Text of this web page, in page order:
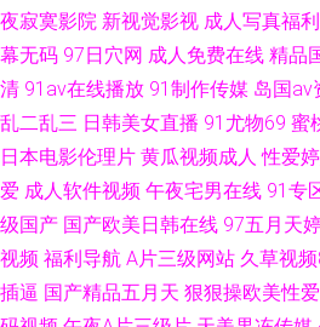
二区 狼友福利社 熟女探花在线 91tv在线 亚
欧美a在线视频观看 91福利网址导航大全 国
秘 91尤物网址 国产精
夜寂寞影院 新视觉影视 成人写真福利
幕无码 97日穴网 成人免费在线 精品
清 91av在线播放 91制作传媒 岛国av
乱二乱三 日韩美女直播 91尤物69 蜜
日本电影伦理片 黄瓜视频成人 性爱
爱 成人软件视频 午夜宅男在线 91专
级国产 国产欧美日韩在线 97五月天
视频 福利导航 A片三级网站 久草视
插逼 国产精品五月天 狠狠操欧美性爱